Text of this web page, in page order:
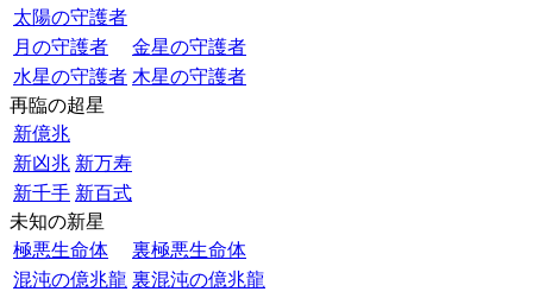
太陽の守護者
月の守護者
金星の守護者
水星の守護者 木星の守護者
再臨の超星
新億兆
新凶兆 新万寿
新千手 新百式
未知の新星
極悪生命体
裏極悪生命体
混沌の億兆龍 裏混沌の億兆龍